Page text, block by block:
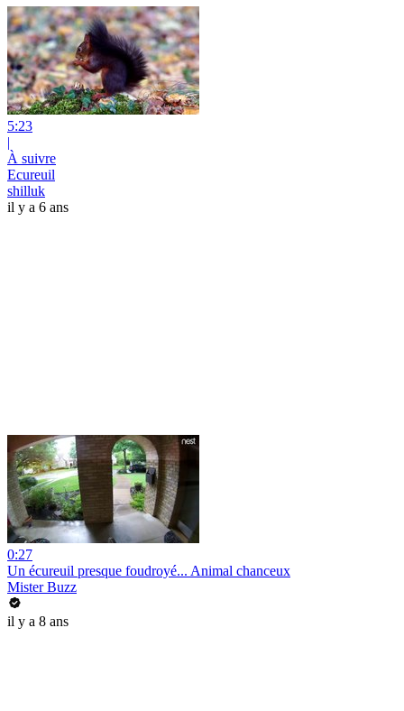
5:23
|
À suivre
Ecureuil
shilluk
il y a 6 ans
0:27
Un écureuil presque foudroyé... Animal chanceux
Mister Buzz
il y a 8 ans